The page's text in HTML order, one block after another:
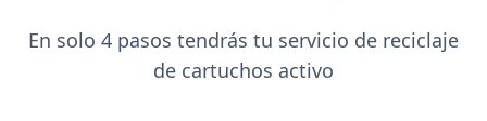
En solo 4 pasos tendrás tu servicio de reciclaje
de cartuchos activo